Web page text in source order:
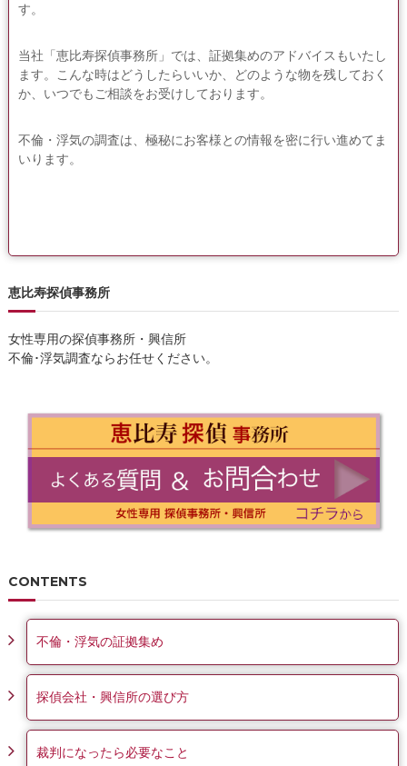
す。
当社「恵比寿探偵事務所」では、証拠集めのアドバイスもいたし
ます。こんな時はどうしたらいいか、どのような物を残しておく
か、いつでもご相談をお受けしております。
不倫・浮気の調査は、極秘にお客様との情報を密に行い進めてま
いります。
恵比寿探偵事務所
女性専用の探偵事務所・興信所
不倫･浮気調査ならお任せください。
CONTENTS
不倫・浮気の証拠集め
探偵会社・興信所の選び方
裁判になったら必要なこと